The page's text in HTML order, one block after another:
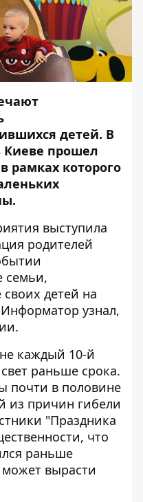
детей. В
Киеве прошел
которого
выступила
родителей
семьи,
детей на
Информатор узнал,
каждый 10-й
раньше срока.
почти в половине
из причин гибели
"Праздника
что
раньше
вырасти